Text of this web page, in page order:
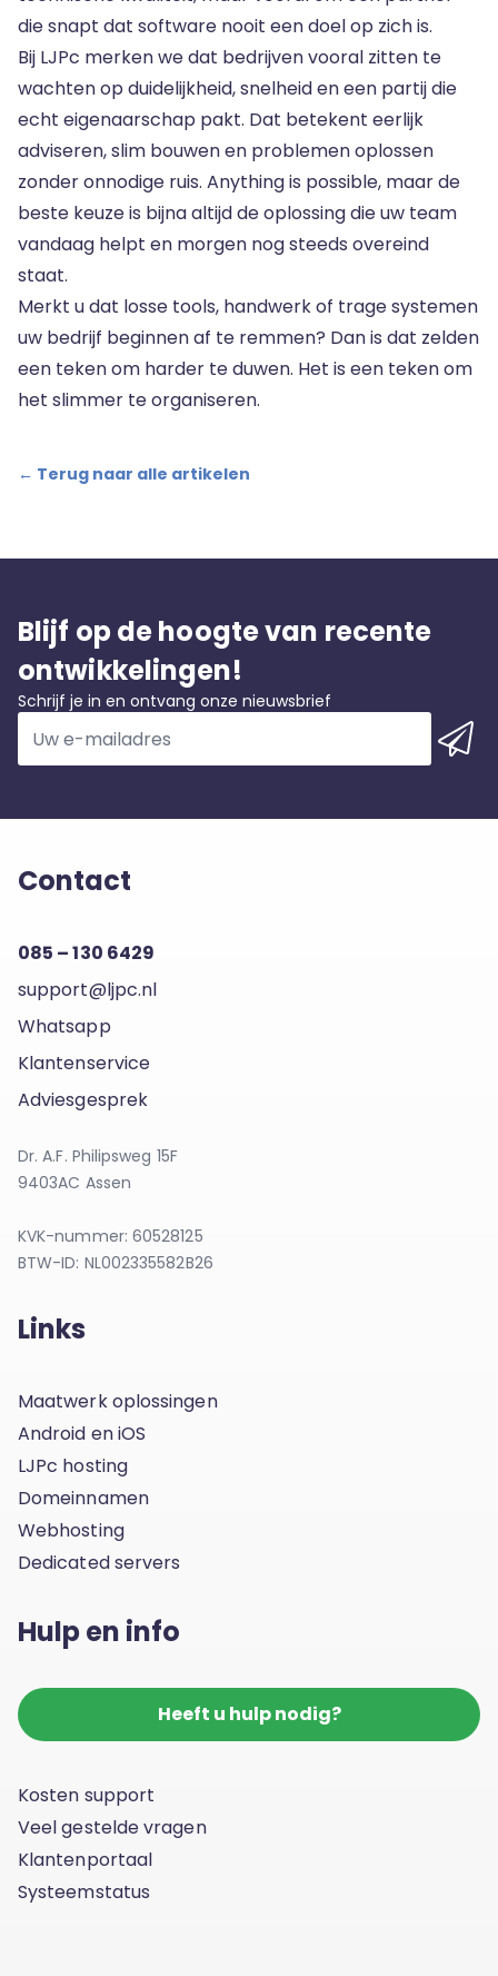
die snapt dat software nooit een doel op zich is.
Bij LJPc merken we dat bedrijven vooral zitten te
wachten op duidelijkheid, snelheid en een partij die
echt eigenaarschap pakt. Dat betekent eerlijk
adviseren, slim bouwen en problemen oplossen
zonder onnodige ruis. Anything is possible, maar de
beste keuze is bijna altijd de oplossing die uw team
vandaag helpt en morgen nog steeds overeind
staat.
Merkt u dat losse tools, handwerk of trage systemen
uw bedrijf beginnen af te remmen? Dan is dat zelden
een teken om harder te duwen. Het is een teken om
het slimmer te organiseren.
← Terug naar alle artikelen
Blijf op de hoogte van recente
ontwikkelingen!
Schrijf je in en ontvang onze nieuwsbrief
Contact
085 – 130 6429
support@ljpc.nl
Whatsapp
Klantenservice
Adviesgesprek
Dr. A.F. Philipsweg 15F
9403AC Assen
KVK-nummer: 60528125
BTW-ID: NL002335582B26
Links
Maatwerk oplossingen
Android en iOS
LJPc hosting
Domeinnamen
Webhosting
Dedicated servers
Hulp en info
Heeft u hulp nodig?
Kosten support
Veel gestelde vragen
Klantenportaal
Systeemstatus